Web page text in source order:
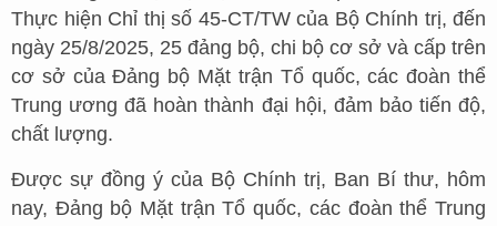
Thực hiện Chỉ thị số 45-CT/TW của Bộ Chính trị, đến
ngày 25/8/2025, 25 đảng bộ, chi bộ cơ sở và cấp trên
cơ sở của Đảng bộ Mặt trận Tổ quốc, các đoàn thể
Trung ương đã hoàn thành đại hội, đảm bảo tiến độ,
chất lượng.
Được sự đồng ý của Bộ Chính trị, Ban Bí thư, hôm
nay, Đảng bộ Mặt trận Tổ quốc, các đoàn thể Trung